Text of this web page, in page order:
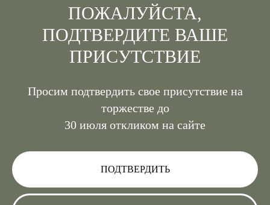
ПОЖАЛУЙСТА,
ПОДТВЕРДИТЕ ВАШЕ
ПРИСУТСТВИЕ
Просим подтвердить свое присутствие на
торжестве до
30 июля откликом на сайте
ПОДТВЕРДИТЬ